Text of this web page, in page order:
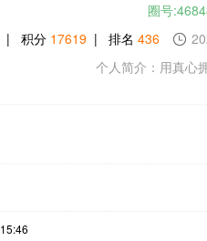
圈号
| 积分 17619 | 排名 436
个人简介：用真心